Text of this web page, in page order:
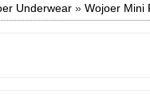
Underwear» Wojoer Mini